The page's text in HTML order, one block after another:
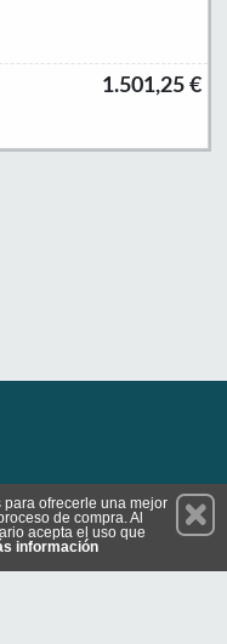
1.501,25 €
Suscríbete
para ofrecerle una mejor
de compra. Al
acepta el uso que
información